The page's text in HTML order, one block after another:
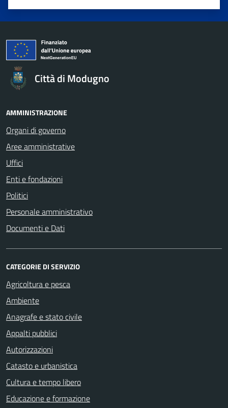
Valuta 5 stelle su 5
Valuta 4 stelle su 5
Valuta 3 stelle su 5
Valuta 2 stelle su 5
Valuta 1 stelle su 5
Città di Modugno
AMMINISTRAZIONE
Organi di governo
Aree amministrative
Uffici
Enti e fondazioni
Politici
Personale amministrativo
Documenti e Dati
CATEGORIE DI SERVIZIO
Agricoltura e pesca
Ambiente
Anagrafe e stato civile
Appalti pubblici
Autorizzazioni
Catasto e urbanistica
Cultura e tempo libero
Educazione e formazione